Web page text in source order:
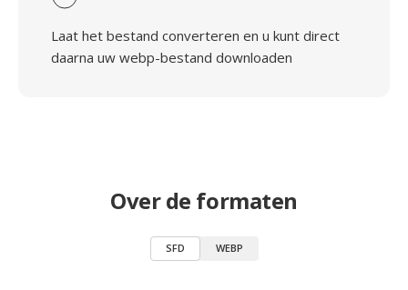
Laat het bestand converteren en u kunt direct
daarna uw webp-bestand downloaden
Over de formaten
SFD WEBP